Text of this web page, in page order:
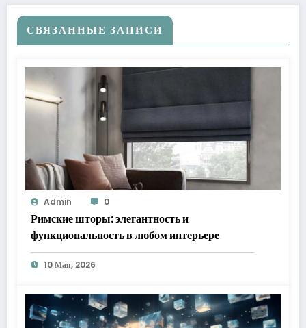
СВЯЗАННЫЕ ЗАПИСИ
Admin 0
Римские шторы: элегантность и
функциональность в любом интерьере
10 Мая, 2026